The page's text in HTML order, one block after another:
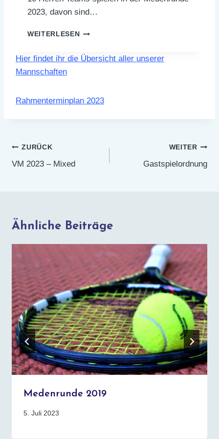
2023, davon sind…
WEITERLESENM
D
E
N
E
Hier findet ihr die Übersicht aller unserer
Mannschaften
Rahmenterminplan 2023
Beitragsnavigation
ZURÜCK
VM 2023 – Mixed
WEITER
Gastspielordnung
Ähnliche Beiträge
Medenrunde 2019
5. Juli 2023